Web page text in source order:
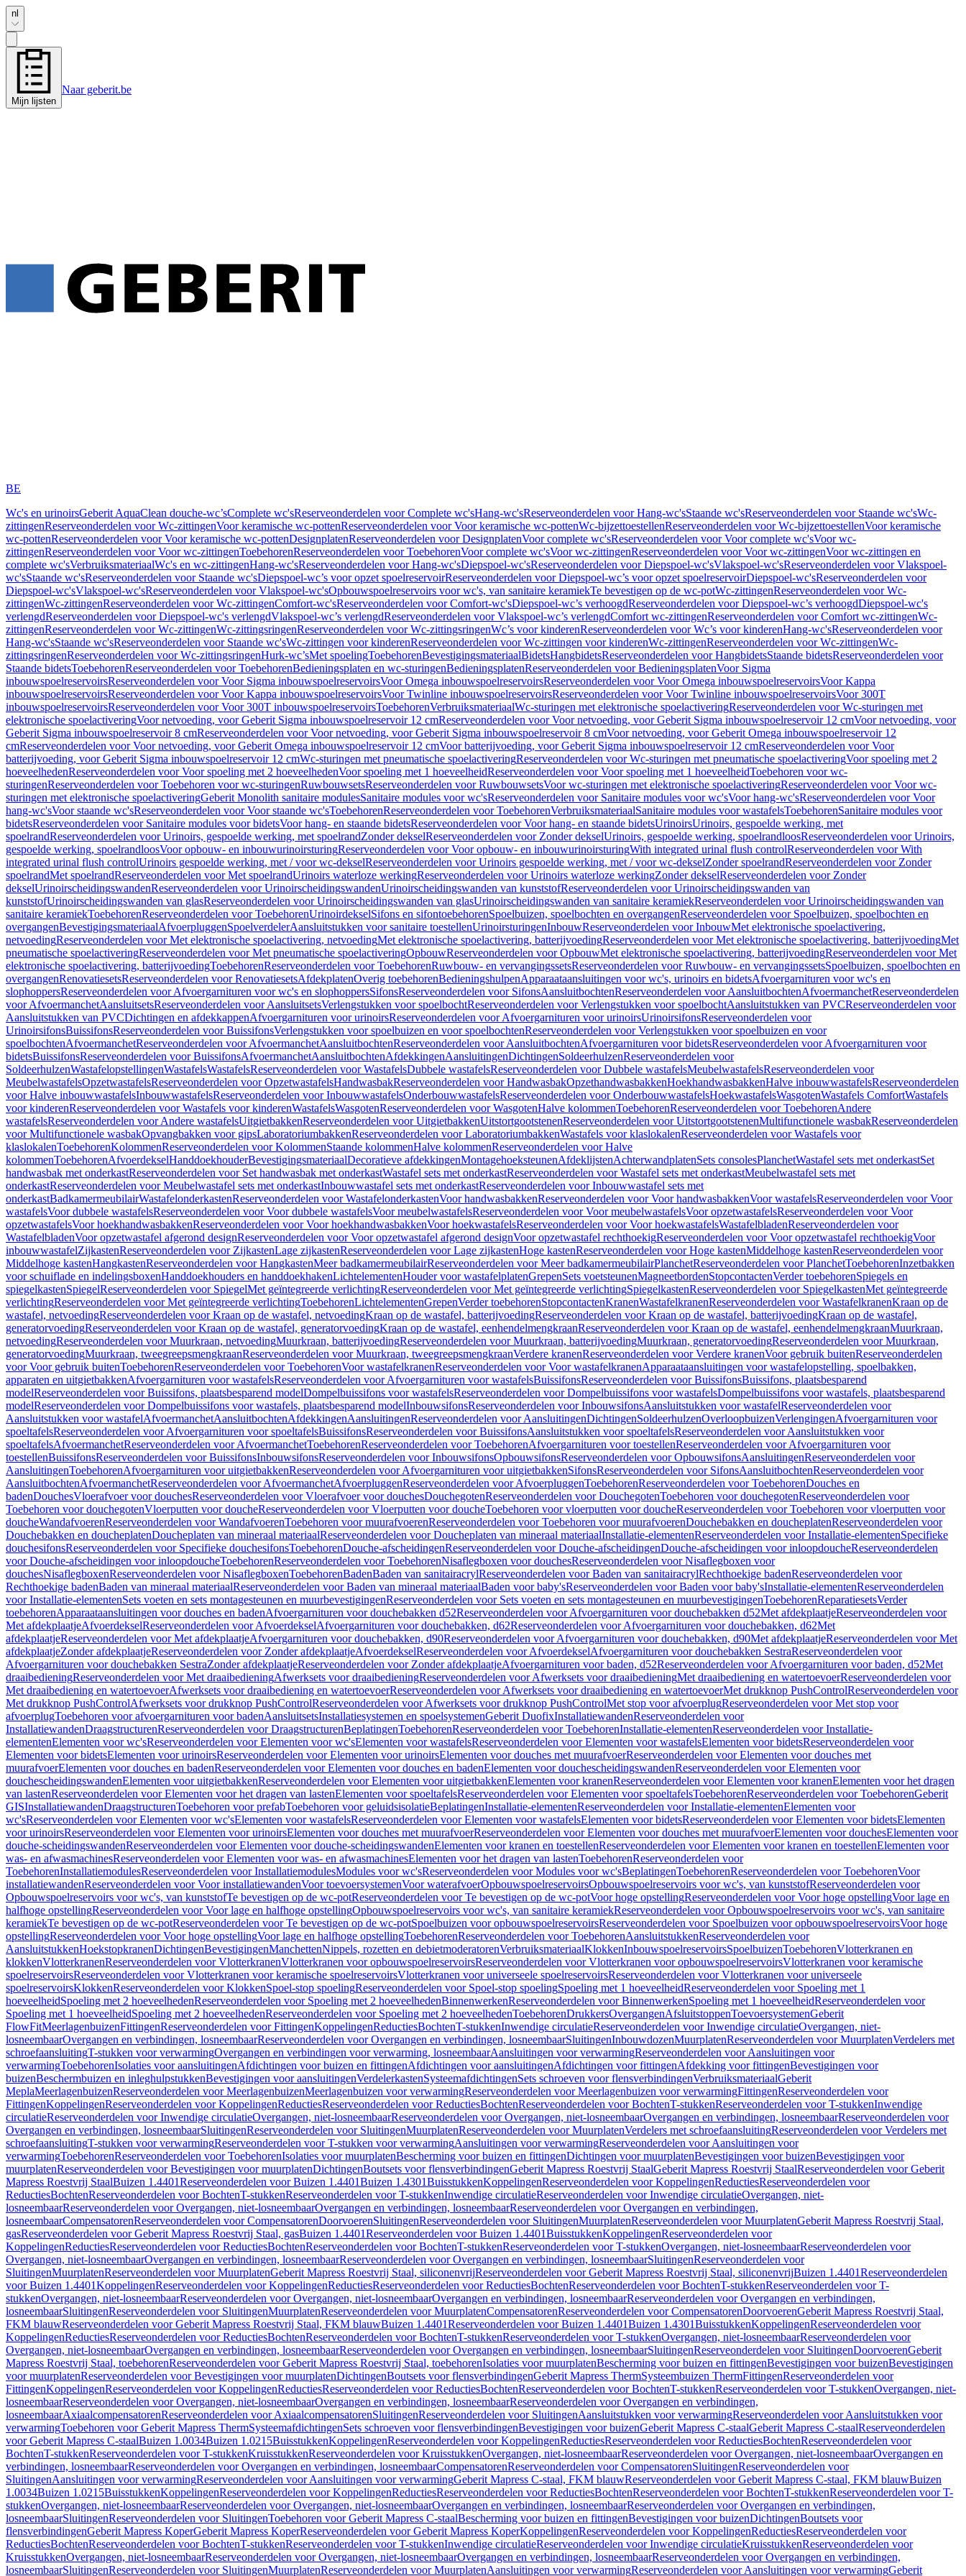
nl
Mijn lijsten
Naar geberit.be
BE
Wc's en urinoirsGeberit AquaClean douche-wc’sComplete wc'sReserveonderdelen voor Complete wc'sHang-wc'sReserveonderdelen voor Hang-wc'sStaande wc'sReserveonderdelen voor Staande wc'sWc-
zittingenReserveonderdelen voor Wc-zittingenVoor keramische wc-pottenReserveonderdelen voor Voor keramische wc-pottenWc-bijzettoestellenReserveonderdelen voor Wc-bijzettoestellenVoor keramische
wc-pottenReserveonderdelen voor Voor keramische wc-pottenDesignplatenReserveonderdelen voor DesignplatenVoor complete wc'sReserveonderdelen voor Voor complete wc'sVoor wc-
zittingenReserveonderdelen voor Voor wc-zittingenToebehorenReserveonderdelen voor ToebehorenVoor complete wc'sVoor wc-zittingenReserveonderdelen voor Voor wc-zittingenVoor wc-zittingen en
complete wc'sVerbruiksmateriaalWc's en wc-zittingenHang-wc'sReserveonderdelen voor Hang-wc'sDiepspoel-wc'sReserveonderdelen voor Diepspoel-wc'sVlakspoel-wc'sReserveonderdelen voor Vlakspoel-
wc'sStaande wc'sReserveonderdelen voor Staande wc'sDiepspoel-wc’s voor opzet spoelreservoirReserveonderdelen voor Diepspoel-wc’s voor opzet spoelreservoirDiepspoel-wc'sReserveonderdelen voor
Diepspoel-wc'sVlakspoel-wc'sReserveonderdelen voor Vlakspoel-wc'sOpbouwspoelreservoirs voor wc's, van sanitaire keramiekTe bevestigen op de wc-potWc-zittingenReserveonderdelen voor Wc-
zittingenWc-zittingenReserveonderdelen voor Wc-zittingenComfort-wc'sReserveonderdelen voor Comfort-wc'sDiepspoel-wc’s verhoogdReserveonderdelen voor Diepspoel-wc’s verhoogdDiepspoel-wc's
verlengdReserveonderdelen voor Diepspoel-wc's verlengdVlakspoel-wc’s verlengdReserveonderdelen voor Vlakspoel-wc’s verlengdComfort wc-zittingenReserveonderdelen voor Comfort wc-zittingenWc-
zittingenReserveonderdelen voor Wc-zittingenWc-zittingsringenReserveonderdelen voor Wc-zittingsringenWc’s voor kinderenReserveonderdelen voor Wc’s voor kinderenHang-wc'sReserveonderdelen voor
Hang-wc'sStaande wc'sReserveonderdelen voor Staande wc'sWc-zittingen voor kinderenReserveonderdelen voor Wc-zittingen voor kinderenWc-zittingenReserveonderdelen voor Wc-zittingenWc-
zittingsringenReserveonderdelen voor Wc-zittingsringenHurk-wc’sMet spoelingToebehorenBevestigingsmateriaalBidetsHangbidetsReserveonderdelen voor HangbidetsStaande bidetsReserveonderdelen voor
Staande bidetsToebehorenReserveonderdelen voor ToebehorenBedieningsplaten en wc-sturingenBedieningsplatenReserveonderdelen voor BedieningsplatenVoor Sigma
inbouwspoelreservoirsReserveonderdelen voor Voor Sigma inbouwspoelreservoirsVoor Omega inbouwspoelreservoirsReserveonderdelen voor Voor Omega inbouwspoelreservoirsVoor Kappa
inbouwspoelreservoirsReserveonderdelen voor Voor Kappa inbouwspoelreservoirsVoor Twinline inbouwspoelreservoirsReserveonderdelen voor Voor Twinline inbouwspoelreservoirsVoor 300T
inbouwspoelreservoirsReserveonderdelen voor Voor 300T inbouwspoelreservoirsToebehorenVerbruiksmateriaalWc-sturingen met elektronische spoelactiveringReserveonderdelen voor Wc-sturingen met
elektronische spoelactiveringVoor netvoeding, voor Geberit Sigma inbouwspoelreservoir 12 cmReserveonderdelen voor Voor netvoeding, voor Geberit Sigma inbouwspoelreservoir 12 cmVoor netvoeding, voor
Geberit Sigma inbouwspoelreservoir 8 cmReserveonderdelen voor Voor netvoeding, voor Geberit Sigma inbouwspoelreservoir 8 cmVoor netvoeding, voor Geberit Omega inbouwspoelreservoir 12
cmReserveonderdelen voor Voor netvoeding, voor Geberit Omega inbouwspoelreservoir 12 cmVoor batterijvoeding, voor Geberit Sigma inbouwspoelreservoir 12 cmReserveonderdelen voor Voor
batterijvoeding, voor Geberit Sigma inbouwspoelreservoir 12 cmWc-sturingen met pneumatische spoelactiveringReserveonderdelen voor Wc-sturingen met pneumatische spoelactiveringVoor spoeling met 2
hoeveelhedenReserveonderdelen voor Voor spoeling met 2 hoeveelhedenVoor spoeling met 1 hoeveelheidReserveonderdelen voor Voor spoeling met 1 hoeveelheidToebehoren voor wc-
sturingenReserveonderdelen voor Toebehoren voor wc-sturingenRuwbouwsetsReserveonderdelen voor RuwbouwsetsVoor wc-sturingen met elektronische spoelactiveringReserveonderdelen voor Voor wc-
sturingen met elektronische spoelactiveringGeberit Monolith sanitaire modulesSanitaire modules voor wc'sReserveonderdelen voor Sanitaire modules voor wc'sVoor hang-wc'sReserveonderdelen voor Voor
hang-wc'sVoor staande wc'sReserveonderdelen voor Voor staande wc'sToebehorenReserveonderdelen voor ToebehorenVerbruiksmateriaalSanitaire modules voor wastafelsToebehorenSanitaire modules voor
bidetsReserveonderdelen voor Sanitaire modules voor bidetsVoor hang- en staande bidetsReserveonderdelen voor Voor hang- en staande bidetsUrinoirsUrinoirs, gespoelde werking, met
spoelrandReserveonderdelen voor Urinoirs, gespoelde werking, met spoelrandZonder dekselReserveonderdelen voor Zonder dekselUrinoirs, gespoelde werking, spoelrandloosReserveonderdelen voor Urinoirs,
gespoelde werking, spoelrandloosVoor opbouw- en inbouwurinoirsturingReserveonderdelen voor Voor opbouw- en inbouwurinoirsturingWith integrated urinal flush controlReserveonderdelen voor With
integrated urinal flush controlUrinoirs gespoelde werking, met / voor wc-dekselReserveonderdelen voor Urinoirs gespoelde werking, met / voor wc-dekselZonder spoelrandReserveonderdelen voor Zonder
spoelrandMet spoelrandReserveonderdelen voor Met spoelrandUrinoirs waterloze werkingReserveonderdelen voor Urinoirs waterloze werkingZonder dekselReserveonderdelen voor Zonder
dekselUrinoirscheidingswandenReserveonderdelen voor UrinoirscheidingswandenUrinoirscheidingswanden van kunststofReserveonderdelen voor Urinoirscheidingswanden van
kunststofUrinoirscheidingswanden van glasReserveonderdelen voor Urinoirscheidingswanden van glasUrinoirscheidingswanden van sanitaire keramiekReserveonderdelen voor Urinoirscheidingswanden van
sanitaire keramiekToebehorenReserveonderdelen voor ToebehorenUrinoirdekselSifons en sifontoebehorenSpoelbuizen, spoelbochten en overgangenReserveonderdelen voor Spoelbuizen, spoelbochten en
overgangenBevestigingsmateriaalAfvoerpluggenSpoelverdelerAansluitstukken voor sanitaire toestellenUrinoirsturingenInbouwReserveonderdelen voor InbouwMet elektronische spoelactivering,
netvoedingReserveonderdelen voor Met elektronische spoelactivering, netvoedingMet elektronische spoelactivering, batterijvoedingReserveonderdelen voor Met elektronische spoelactivering, batterijvoedingMet
pneumatische spoelactiveringReserveonderdelen voor Met pneumatische spoelactiveringOpbouwReserveonderdelen voor OpbouwMet elektronische spoelactivering, batterijvoedingReserveonderdelen voor Met
elektronische spoelactivering, batterijvoedingToebehorenReserveonderdelen voor ToebehorenRuwbouw- en vervangingssetsReserveonderdelen voor Ruwbouw- en vervangingssetsSpoelbuizen, spoelbochten en
overgangenRenovatiesetsReserveonderdelen voor RenovatiesetsAfdekplatenOverig toebehorenBedieningshulpenApparaataansluitingen voor wc's, urinoirs en bidetsAfvoergarnituren voor wc's en
slophoppersReserveonderdelen voor Afvoergarnituren voor wc's en slophoppersSifonsReserveonderdelen voor SifonsAansluitbochtenReserveonderdelen voor AansluitbochtenAfvoermanchetReserveonderdelen
voor AfvoermanchetAansluitsetsReserveonderdelen voor AansluitsetsVerlengstukken voor spoelbochtReserveonderdelen voor Verlengstukken voor spoelbochtAansluitstukken van PVCReserveonderdelen voor
Aansluitstukken van PVCDichtingen en afdekkappenAfvoergarnituren voor urinoirsReserveonderdelen voor Afvoergarnituren voor urinoirsUrinoirsifonsReserveonderdelen voor
UrinoirsifonsBuissifonsReserveonderdelen voor BuissifonsVerlengstukken voor spoelbuizen en voor spoelbochtenReserveonderdelen voor Verlengstukken voor spoelbuizen en voor
spoelbochtenAfvoermanchetReserveonderdelen voor AfvoermanchetAansluitbochtenReserveonderdelen voor AansluitbochtenAfvoergarnituren voor bidetsReserveonderdelen voor Afvoergarnituren voor
bidetsBuissifonsReserveonderdelen voor BuissifonsAfvoermanchetAansluitbochtenAfdekkingenAansluitingenDichtingenSoldeerhulzenReserveonderdelen voor
SoldeerhulzenWastafelopstellingenWastafelsWastafelsReserveonderdelen voor WastafelsDubbele wastafelsReserveonderdelen voor Dubbele wastafelsMeubelwastafelsReserveonderdelen voor
MeubelwastafelsOpzetwastafelsReserveonderdelen voor OpzetwastafelsHandwasbakReserveonderdelen voor HandwasbakOpzethandwasbakkenHoekhandwasbakkenHalve inbouwwastafelsReserveonderdelen
voor Halve inbouwwastafelsInbouwwastafelsReserveonderdelen voor InbouwwastafelsOnderbouwwastafelsReserveonderdelen voor OnderbouwwastafelsHoekwastafelsWasgotenWastafels ComfortWastafels
voor kinderenReserveonderdelen voor Wastafels voor kinderenWastafelsWasgotenReserveonderdelen voor WasgotenHalve kolommenToebehorenReserveonderdelen voor ToebehorenAndere
wastafelsReserveonderdelen voor Andere wastafelsUitgietbakkenReserveonderdelen voor UitgietbakkenUitstortgootstenenReserveonderdelen voor UitstortgootstenenMultifunctionele wasbakReserveonderdelen
voor Multifunctionele wasbakOpvangbakken voor gipsLaboratoriumbakkenReserveonderdelen voor LaboratoriumbakkenWastafels voor klaslokalenReserveonderdelen voor Wastafels voor
klaslokalenToebehorenKolommenReserveonderdelen voor KolommenStaande kolommenHalve kolommenReserveonderdelen voor Halve
kolommenToebehorenAfvoerdekselHanddoekhouderBevestigingsmateriaalDecoratieve afdekkingenMontagehoeksteunenAfdeklijstenAchterwandplatenSets consolesPlanchetWastafel sets met onderkastSet
handwasbak met onderkastReserveonderdelen voor Set handwasbak met onderkastWastafel sets met onderkastReserveonderdelen voor Wastafel sets met onderkastMeubelwastafel sets met
onderkastReserveonderdelen voor Meubelwastafel sets met onderkastInbouwwastafel sets met onderkastReserveonderdelen voor Inbouwwastafel sets met
onderkastBadkamermeubilairWastafelonderkastenReserveonderdelen voor WastafelonderkastenVoor handwasbakkenReserveonderdelen voor Voor handwasbakkenVoor wastafelsReserveonderdelen voor Voor
wastafelsVoor dubbele wastafelsReserveonderdelen voor Voor dubbele wastafelsVoor meubelwastafelsReserveonderdelen voor Voor meubelwastafelsVoor opzetwastafelsReserveonderdelen voor Voor
opzetwastafelsVoor hoekhandwasbakkenReserveonderdelen voor Voor hoekhandwasbakkenVoor hoekwastafelsReserveonderdelen voor Voor hoekwastafelsWastafelbladenReserveonderdelen voor
WastafelbladenVoor opzetwastafel afgerond designReserveonderdelen voor Voor opzetwastafel afgerond designVoor opzetwastafel rechthoekigReserveonderdelen voor Voor opzetwastafel rechthoekigVoor
inbouwwastafelZijkastenReserveonderdelen voor ZijkastenLage zijkastenReserveonderdelen voor Lage zijkastenHoge kastenReserveonderdelen voor Hoge kastenMiddelhoge kastenReserveonderdelen voor
Middelhoge kastenHangkastenReserveonderdelen voor HangkastenMeer badkamermeubilairReserveonderdelen voor Meer badkamermeubilairPlanchetReserveonderdelen voor PlanchetToebehorenInzetbakken
voor schuiflade en indelingsboxenHanddoekhouders en handdoekhakenLichtelementenHouder voor wastafelplatenGrepenSets voetsteunenMagneetbordenStopcontactenVerder toebehorenSpiegels en
spiegelkastenSpiegelReserveonderdelen voor SpiegelMet geïntegreerde verlichtingReserveonderdelen voor Met geïntegreerde verlichtingSpiegelkastenReserveonderdelen voor SpiegelkastenMet geïntegreerde
verlichtingReserveonderdelen voor Met geïntegreerde verlichtingToebehorenLichtelementenGrepenVerder toebehorenStopcontactenKranenWastafelkranenReserveonderdelen voor WastafelkranenKraan op de
wastafel, netvoedingReserveonderdelen voor Kraan op de wastafel, netvoedingKraan op de wastafel, batterijvoedingReserveonderdelen voor Kraan op de wastafel, batterijvoedingKraan op de wastafel,
generatorvoedingReserveonderdelen voor Kraan op de wastafel, generatorvoedingKraan op de wastafel, eenhendelmengkraanReserveonderdelen voor Kraan op de wastafel, eenhendelmengkraanMuurkraan,
netvoedingReserveonderdelen voor Muurkraan, netvoedingMuurkraan, batterijvoedingReserveonderdelen voor Muurkraan, batterijvoedingMuurkraan, generatorvoedingReserveonderdelen voor Muurkraan,
generatorvoedingMuurkraan, tweegreepsmengkraanReserveonderdelen voor Muurkraan, tweegreepsmengkraanVerdere kranenReserveonderdelen voor Verdere kranenVoor gebruik buitenReserveonderdelen
voor Voor gebruik buitenToebehorenReserveonderdelen voor ToebehorenVoor wastafelkranenReserveonderdelen voor Voor wastafelkranenApparaataansluitingen voor wastafelopstelling, spoelbakken,
apparaten en uitgietbakkenAfvoergarnituren voor wastafelsReserveonderdelen voor Afvoergarnituren voor wastafelsBuissifonsReserveonderdelen voor BuissifonsBuissifons, plaatsbesparend
modelReserveonderdelen voor Buissifons, plaatsbesparend modelDompelbuissifons voor wastafelsReserveonderdelen voor Dompelbuissifons voor wastafelsDompelbuissifons voor wastafels, plaatsbesparend
modelReserveonderdelen voor Dompelbuissifons voor wastafels, plaatsbesparend modelInbouwsifonsReserveonderdelen voor InbouwsifonsAansluitstukken voor wastafelReserveonderdelen voor
Aansluitstukken voor wastafelAfvoermanchetAansluitbochtenAfdekkingenAansluitingenReserveonderdelen voor AansluitingenDichtingenSoldeerhulzenOverloopbuizenVerlengingenAfvoergarnituren voor
spoeltafelsReserveonderdelen voor Afvoergarnituren voor spoeltafelsBuissifonsReserveonderdelen voor BuissifonsAansluitstukken voor spoeltafelsReserveonderdelen voor Aansluitstukken voor
spoeltafelsAfvoermanchetReserveonderdelen voor AfvoermanchetToebehorenReserveonderdelen voor ToebehorenAfvoergarnituren voor toestellenReserveonderdelen voor Afvoergarnituren voor
toestellenBuissifonsReserveonderdelen voor BuissifonsInbouwsifonsReserveonderdelen voor InbouwsifonsOpbouwsifonsReserveonderdelen voor OpbouwsifonsAansluitingenReserveonderdelen voor
AansluitingenToebehorenAfvoergarnituren voor uitgietbakkenReserveonderdelen voor Afvoergarnituren voor uitgietbakkenSifonsReserveonderdelen voor SifonsAansluitbochtenReserveonderdelen voor
AansluitbochtenAfvoermanchetReserveonderdelen voor AfvoermanchetAfvoerpluggenReserveonderdelen voor AfvoerpluggenToebehorenReserveonderdelen voor ToebehorenDouches en
badenDouchesVloerafvoer voor douchesReserveonderdelen voor Vloerafvoer voor douchesDouchegotenReserveonderdelen voor DouchegotenToebehoren voor douchegotenReserveonderdelen voor
Toebehoren voor douchegotenVloerputten voor doucheReserveonderdelen voor Vloerputten voor doucheToebehoren voor vloerputten voor doucheReserveonderdelen voor Toebehoren voor vloerputten voor
doucheWandafvoerenReserveonderdelen voor WandafvoerenToebehoren voor muurafvoerenReserveonderdelen voor Toebehoren voor muurafvoerenDouchebakken en doucheplatenReserveonderdelen voor
Douchebakken en doucheplatenDoucheplaten van mineraal materiaalReserveonderdelen voor Doucheplaten van mineraal materiaalInstallatie-elementenReserveonderdelen voor Installatie-elementenSpecifieke
douchesifonsReserveonderdelen voor Specifieke douchesifonsToebehorenDouche-afscheidingenReserveonderdelen voor Douche-afscheidingenDouche-afscheidingen voor inloopdoucheReserveonderdelen
voor Douche-afscheidingen voor inloopdoucheToebehorenReserveonderdelen voor ToebehorenNisaflegboxen voor douchesReserveonderdelen voor Nisaflegboxen voor
douchesNisaflegboxenReserveonderdelen voor NisaflegboxenToebehorenBadenBaden van sanitairacrylReserveonderdelen voor Baden van sanitairacrylRechthoekige badenReserveonderdelen voor
Rechthoekige badenBaden van mineraal materiaalReserveonderdelen voor Baden van mineraal materiaalBaden voor baby'sReserveonderdelen voor Baden voor baby'sInstallatie-elementenReserveonderdelen
voor Installatie-elementenSets voeten en sets montagesteunen en muurbevestigingenReserveonderdelen voor Sets voeten en sets montagesteunen en muurbevestigingenToebehorenReparatiesetsVerder
toebehorenApparaataansluitingen voor douches en badenAfvoergarnituren voor douchebakken d52Reserveonderdelen voor Afvoergarnituren voor douchebakken d52Met afdekplaatjeReserveonderdelen voor
Met afdekplaatjeAfvoerdekselReserveonderdelen voor AfvoerdekselAfvoergarnituren voor douchebakken, d62Reserveonderdelen voor Afvoergarnituren voor douchebakken, d62Met
afdekplaatjeReserveonderdelen voor Met afdekplaatjeAfvoergarnituren voor douchebakken, d90Reserveonderdelen voor Afvoergarnituren voor douchebakken, d90Met afdekplaatjeReserveonderdelen voor Met
afdekplaatjeZonder afdekplaatjeReserveonderdelen voor Zonder afdekplaatjeAfvoerdekselReserveonderdelen voor AfvoerdekselAfvoergarnituren voor douchebakken SestraReserveonderdelen voor
Afvoergarnituren voor douchebakken SestraZonder afdekplaatjeReserveonderdelen voor Zonder afdekplaatjeAfvoergarnituren voor baden, d52Reserveonderdelen voor Afvoergarnituren voor baden, d52Met
draaibedieningReserveonderdelen voor Met draaibedieningAfwerksets voor draaibedieningReserveonderdelen voor Afwerksets voor draaibedieningMet draaibediening en watertoevoerReserveonderdelen voor
Met draaibediening en watertoevoerAfwerksets voor draaibediening en watertoevoerReserveonderdelen voor Afwerksets voor draaibediening en watertoevoerMet drukknop PushControlReserveonderdelen voor
Met drukknop PushControlAfwerksets voor drukknop PushControlReserveonderdelen voor Afwerksets voor drukknop PushControlMet stop voor afvoerplugReserveonderdelen voor Met stop voor
afvoerplugToebehoren voor afvoergarnituren voor badenAansluitsetsInstallatiesystemen en spoelsystemenGeberit DuofixInstallatiewandenReserveonderdelen voor
InstallatiewandenDraagstructurenReserveonderdelen voor DraagstructurenBeplatingenToebehorenReserveonderdelen voor ToebehorenInstallatie-elementenReserveonderdelen voor Installatie-
elementenElementen voor wc'sReserveonderdelen voor Elementen voor wc'sElementen voor wastafelsReserveonderdelen voor Elementen voor wastafelsElementen voor bidetsReserveonderdelen voor
Elementen voor bidetsElementen voor urinoirsReserveonderdelen voor Elementen voor urinoirsElementen voor douches met muurafvoerReserveonderdelen voor Elementen voor douches met
muurafvoerElementen voor douches en badenReserveonderdelen voor Elementen voor douches en badenElementen voor douchescheidingswandenReserveonderdelen voor Elementen voor
douchescheidingswandenElementen voor uitgietbakkenReserveonderdelen voor Elementen voor uitgietbakkenElementen voor kranenReserveonderdelen voor Elementen voor kranenElementen voor het dragen
van lastenReserveonderdelen voor Elementen voor het dragen van lastenElementen voor spoeltafelsReserveonderdelen voor Elementen voor spoeltafelsToebehorenReserveonderdelen voor ToebehorenGeberit
GISInstallatiewandenDraagstructurenToebehoren voor prefabToebehoren voor geluidsisolatieBeplatingenInstallatie-elementenReserveonderdelen voor Installatie-elementenElementen voor
wc'sReserveonderdelen voor Elementen voor wc'sElementen voor wastafelsReserveonderdelen voor Elementen voor wastafelsElementen voor bidetsReserveonderdelen voor Elementen voor bidetsElementen
voor urinoirsReserveonderdelen voor Elementen voor urinoirsElementen voor douches met muurafvoerReserveonderdelen voor Elementen voor douches met muurafvoerElementen voor douchesElementen voor
douche-scheidingswandenReserveonderdelen voor Elementen voor douche-scheidingswandenElementen voor kranen en toestellenReserveonderdelen voor Elementen voor kranen en toestellenElementen voor
was- en afwasmachinesReserveonderdelen voor Elementen voor was- en afwasmachinesElementen voor het dragen van lastenToebehorenReserveonderdelen voor
ToebehorenInstallatiemodulesReserveonderdelen voor InstallatiemodulesModules voor wc'sReserveonderdelen voor Modules voor wc'sBeplatingenToebehorenReserveonderdelen voor ToebehorenVoor
installatiewandenReserveonderdelen voor Voor installatiewandenVoor toevoersystemenVoor waterafvoerOpbouwspoelreservoirsOpbouwspoelreservoirs voor wc's, van kunststofReserveonderdelen voor
Opbouwspoelreservoirs voor wc's, van kunststofTe bevestigen op de wc-potReserveonderdelen voor Te bevestigen op de wc-potVoor hoge opstellingReserveonderdelen voor Voor hoge opstellingVoor lage en
halfhoge opstellingReserveonderdelen voor Voor lage en halfhoge opstellingOpbouwspoelreservoirs voor wc's, van sanitaire keramiekReserveonderdelen voor Opbouwspoelreservoirs voor wc's, van sanitaire
keramiekTe bevestigen op de wc-potReserveonderdelen voor Te bevestigen op de wc-potSpoelbuizen voor opbouwspoelreservoirsReserveonderdelen voor Spoelbuizen voor opbouwspoelreservoirsVoor hoge
opstellingReserveonderdelen voor Voor hoge opstellingVoor lage en halfhoge opstellingToebehorenReserveonderdelen voor ToebehorenAansluitstukkenReserveonderdelen voor
AansluitstukkenHoekstopkranenDichtingenBevestigingenManchettenNippels, rozetten en debietmoderatorenVerbruiksmateriaalKlokkenInbouwspoelreservoirsSpoelbuizenToebehorenVlotterkranen en
klokkenVlotterkranenReserveonderdelen voor VlotterkranenVlotterkranen voor opbouwspoelreservoirsReserveonderdelen voor Vlotterkranen voor opbouwspoelreservoirsVlotterkranen voor keramische
spoelreservoirsReserveonderdelen voor Vlotterkranen voor keramische spoelreservoirsVlotterkranen voor universeele spoelreservoirsReserveonderdelen voor Vlotterkranen voor universeele
spoelreservoirsKlokkenReserveonderdelen voor KlokkenSpoel-stop spoelingReserveonderdelen voor Spoel-stop spoelingSpoeling met 1 hoeveelheidReserveonderdelen voor Spoeling met 1
hoeveelheidSpoeling met 2 hoeveelhedenReserveonderdelen voor Spoeling met 2 hoeveelhedenBinnenwerkenReserveonderdelen voor BinnenwerkenSpoeling met 1 hoeveelheidReserveonderdelen voor
Spoeling met 1 hoeveelheidSpoeling met 2 hoeveelhedenReserveonderdelen voor Spoeling met 2 hoeveelhedenToebehorenDrukkersOvergangenAfsluitstoppenToevoersystemenGeberit
FlowFitMeerlagenbuizenFittingenReserveonderdelen voor FittingenKoppelingenReductiesBochtenT-stukkenInwendige circulatieReserveonderdelen voor Inwendige circulatieOvergangen, niet-
losneembaarOvergangen en verbindingen, losneembaarReserveonderdelen voor Overgangen en verbindingen, losneembaarSluitingenInbouwdozenMuurplatenReserveonderdelen voor MuurplatenVerdelers met
schroefaansluitingT-stukken voor verwarmingOvergangen en verbindingen voor verwarming, losneembaarAansluitingen voor verwarmingReserveonderdelen voor Aansluitingen voor
verwarmingToebehorenIsolaties voor aansluitingenAfdichtingen voor buizen en fittingenAfdichtingen voor aansluitingenAfdichtingen voor fittingenAfdekking voor fittingenBevestigingen voor
buizenBeschermbuizen en inleghulpstukkenBevestigingen voor aansluitingenVerdelerkastenSysteemafdichtingenSets schroeven voor flensverbindingenVerbruiksmateriaalGeberit
MeplaMeerlagenbuizenReserveonderdelen voor MeerlagenbuizenMeerlagenbuizen voor verwarmingReserveonderdelen voor Meerlagenbuizen voor verwarmingFittingenReserveonderdelen voor
FittingenKoppelingenReserveonderdelen voor KoppelingenReductiesReserveonderdelen voor ReductiesBochtenReserveonderdelen voor BochtenT-stukkenReserveonderdelen voor T-stukkenInwendige
circulatieReserveonderdelen voor Inwendige circulatieOvergangen, niet-losneembaarReserveonderdelen voor Overgangen, niet-losneembaarOvergangen en verbindingen, losneembaarReserveonderdelen voor
Overgangen en verbindingen, losneembaarSluitingenReserveonderdelen voor SluitingenMuurplatenReserveonderdelen voor MuurplatenVerdelers met schroefaansluitingReserveonderdelen voor Verdelers met
schroefaansluitingT-stukken voor verwarmingReserveonderdelen voor T-stukken voor verwarmingAansluitingen voor verwarmingReserveonderdelen voor Aansluitingen voor
verwarmingToebehorenReserveonderdelen voor ToebehorenIsolaties voor muurplatenBescherming voor buizen en fittingenDichtingen voor muurplatenBevestigingen voor buizenBevestigingen voor
muurplatenReserveonderdelen voor Bevestigingen voor muurplatenDichtingenBoutsets voor flensverbindingenGeberit Mapress Roestvrij StaalGeberit Mapress Roestvrij StaalReserveonderdelen voor Geberit
Mapress Roestvrij StaalBuizen 1.4401Reserveonderdelen voor Buizen 1.4401Buizen 1.4301BuisstukkenKoppelingenReserveonderdelen voor KoppelingenReductiesReserveonderdelen voor
ReductiesBochtenReserveonderdelen voor BochtenT-stukkenReserveonderdelen voor T-stukkenInwendige circulatieReserveonderdelen voor Inwendige circulatieOvergangen, niet-
losneembaarReserveonderdelen voor Overgangen, niet-losneembaarOvergangen en verbindingen, losneembaarReserveonderdelen voor Overgangen en verbindingen,
losneembaarCompensatorenReserveonderdelen voor CompensatorenDoorvoerenSluitingenReserveonderdelen voor SluitingenMuurplatenReserveonderdelen voor MuurplatenGeberit Mapress Roestvrij Staal,
gasReserveonderdelen voor Geberit Mapress Roestvrij Staal, gasBuizen 1.4401Reserveonderdelen voor Buizen 1.4401BuisstukkenKoppelingenReserveonderdelen voor
KoppelingenReductiesReserveonderdelen voor ReductiesBochtenReserveonderdelen voor BochtenT-stukkenReserveonderdelen voor T-stukkenOvergangen, niet-losneembaarReserveonderdelen voor
Overgangen, niet-losneembaarOvergangen en verbindingen, losneembaarReserveonderdelen voor Overgangen en verbindingen, losneembaarSluitingenReserveonderdelen voor
SluitingenMuurplatenReserveonderdelen voor MuurplatenGeberit Mapress Roestvrij Staal, siliconenvrijReserveonderdelen voor Geberit Mapress Roestvrij Staal, siliconenvrijBuizen 1.4401Reserveonderdelen
voor Buizen 1.4401KoppelingenReserveonderdelen voor KoppelingenReductiesReserveonderdelen voor ReductiesBochtenReserveonderdelen voor BochtenT-stukkenReserveonderdelen voor T-
stukkenOvergangen, niet-losneembaarReserveonderdelen voor Overgangen, niet-losneembaarOvergangen en verbindingen, losneembaarReserveonderdelen voor Overgangen en verbindingen,
losneembaarSluitingenReserveonderdelen voor SluitingenMuurplatenReserveonderdelen voor MuurplatenCompensatorenReserveonderdelen voor CompensatorenDoorvoerenGeberit Mapress Roestvrij Staal,
FKM blauwReserveonderdelen voor Geberit Mapress Roestvrij Staal, FKM blauwBuizen 1.4401Reserveonderdelen voor Buizen 1.4401Buizen 1.4301BuisstukkenKoppelingenReserveonderdelen voor
KoppelingenReductiesReserveonderdelen voor ReductiesBochtenReserveonderdelen voor BochtenT-stukkenReserveonderdelen voor T-stukkenOvergangen, niet-losneembaarReserveonderdelen voor
Overgangen, niet-losneembaarOvergangen en verbindingen, losneembaarReserveonderdelen voor Overgangen en verbindingen, losneembaarSluitingenReserveonderdelen voor SluitingenDoorvoerenGeberit
Mapress Roestvrij Staal, toebehorenReserveonderdelen voor Geberit Mapress Roestvrij Staal, toebehorenIsolaties voor muurplatenBescherming voor buizen en fittingenBevestigingen voor buizenBevestigingen
voor muurplatenReserveonderdelen voor Bevestigingen voor muurplatenDichtingenBoutsets voor flensverbindingenGeberit Mapress ThermSysteembuizen ThermFittingenReserveonderdelen voor
FittingenKoppelingenReserveonderdelen voor KoppelingenReductiesReserveonderdelen voor ReductiesBochtenReserveonderdelen voor BochtenT-stukkenReserveonderdelen voor T-stukkenOvergangen, niet-
losneembaarReserveonderdelen voor Overgangen, niet-losneembaarOvergangen en verbindingen, losneembaarReserveonderdelen voor Overgangen en verbindingen,
losneembaarAxiaalcompensatorenReserveonderdelen voor AxiaalcompensatorenSluitingenReserveonderdelen voor SluitingenAansluitstukken voor verwarmingReserveonderdelen voor Aansluitstukken voor
verwarmingToebehoren voor Geberit Mapress ThermSysteemafdichtingenSets schroeven voor flensverbindingenBevestigingen voor buizenGeberit Mapress C-staalGeberit Mapress C-staalReserveonderdelen
voor Geberit Mapress C-staalBuizen 1.0034Buizen 1.0215BuisstukkenKoppelingenReserveonderdelen voor KoppelingenReductiesReserveonderdelen voor ReductiesBochtenReserveonderdelen voor
BochtenT-stukkenReserveonderdelen voor T-stukkenKruisstukkenReserveonderdelen voor KruisstukkenOvergangen, niet-losneembaarReserveonderdelen voor Overgangen, niet-losneembaarOvergangen en
verbindingen, losneembaarReserveonderdelen voor Overgangen en verbindingen, losneembaarCompensatorenReserveonderdelen voor CompensatorenSluitingenReserveonderdelen voor
SluitingenAansluitingen voor verwarmingReserveonderdelen voor Aansluitingen voor verwarmingGeberit Mapress C-staal, FKM blauwReserveonderdelen voor Geberit Mapress C-staal, FKM blauwBuizen
1.0034Buizen 1.0215BuisstukkenKoppelingenReserveonderdelen voor KoppelingenReductiesReserveonderdelen voor ReductiesBochtenReserveonderdelen voor BochtenT-stukkenReserveonderdelen voor T-
stukkenOvergangen, niet-losneembaarReserveonderdelen voor Overgangen, niet-losneembaarOvergangen en verbindingen, losneembaarReserveonderdelen voor Overgangen en verbindingen,
losneembaarSluitingenReserveonderdelen voor SluitingenToebehoren voor Geberit Mapress C-staalBescherming voor buizen en fittingenBevestigingen voor buizenDichtingenBoutsets voor
flensverbindingenGeberit Mapress KoperGeberit Mapress KoperReserveonderdelen voor Geberit Mapress KoperKoppelingenReserveonderdelen voor KoppelingenReductiesReserveonderdelen voor
ReductiesBochtenReserveonderdelen voor BochtenT-stukkenReserveonderdelen voor T-stukkenInwendige circulatieReserveonderdelen voor Inwendige circulatieKruisstukkenReserveonderdelen voor
KruisstukkenOvergangen, niet-losneembaarReserveonderdelen voor Overgangen, niet-losneembaarOvergangen en verbindingen, losneembaarReserveonderdelen voor Overgangen en verbindingen,
losneembaarSluitingenReserveonderdelen voor SluitingenMuurplatenReserveonderdelen voor MuurplatenAansluitingen voor verwarmingReserveonderdelen voor Aansluitingen voor verwarmingGeberit